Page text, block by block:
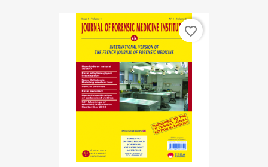
favorite_border